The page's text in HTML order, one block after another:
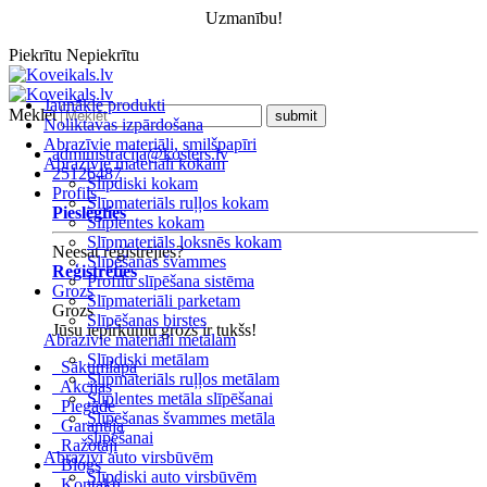
Uzmanību!
Piekrītu Nepiekrītu
Jaunākie produkti
Noliktavas izpārdošana
Abrazīvie materiāli, smilšpapīri
Abrazīvie materiāli kokam
Slīpdiski kokam
Slīpmateriāls ruļļos kokam
Slīplentes kokam
Slīpmateriāls loksnēs kokam
Slīpēšanas švammes
Profilu slīpēšana sistēma
Slīpmateriāli parketam
Slīpēšanas birstes
Abrazīvie materiāli metālam
Slīpdiski metālam
Slīpmateriāls ruļļos metālam
Slīplentes metāla slīpēšanai
Slīpēšanas švammes metāla
slīpēšanai
Abrazīvi auto virsbūvēm
Slīpdiski auto virsbūvēm
Meklēt
administracija@kosters.lv
25126487
Profils
Pieslēgties
Neesat reģistrējies?
Reģistrēties
Grozs
Grozs
Jūsu iepirkumu grozs ir tukšs!
Sākumlapa
Akcijas
Piegāde
Garantija
Ražotāji
Blogs